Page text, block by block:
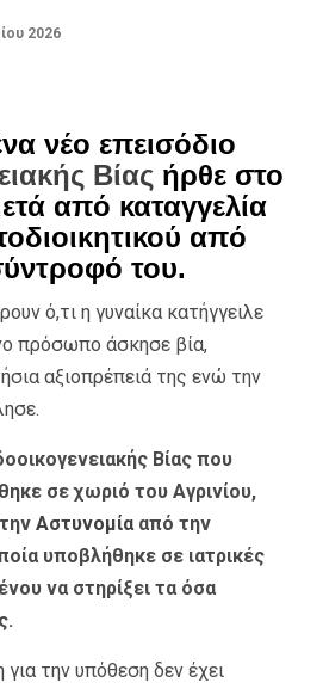
2026
νέο επεισόδιο
Βίας ήρθε στο
από καταγγελία
από
του.
ό,τι η γυναίκα κατήγγειλε
πρόσωπο άσκησε βία,
αξιοπρέπειά της ενώ την
Βίας που
σε χωριό του Αγρινίου,
Αστυνομία από την
υποβλήθηκε σε ιατρικές
να στηρίξει τα όσα
την υπόθεση δεν έχει